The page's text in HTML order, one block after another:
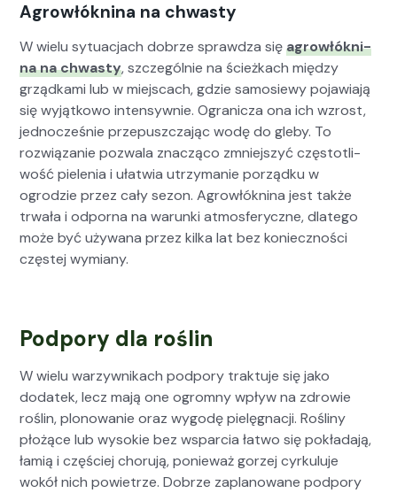
Agrowłóknina na chwasty
W wielu sytu­ac­jach dobrze sprawdza sięagrowłókn­i­
na na chwasty, szczegól­nie na ścieżkach między
grząd­ka­mi lub w miejs­cach, gdzie samosiewy pojaw­ia­ją
się wyjątkowo inten­sy­wnie. Ogranicza ona ich wzrost,
jed­nocześnie prze­puszcza­jąc wodę do gle­by. To
rozwiązanie pozwala znaczą­co zmniejszyć częs­totli­
wość pie­le­nia i ułatwia utrzy­manie porząd­ku w
ogrodzie przez cały sezon. Agrowłókn­i­na jest także
trwała i odpor­na na warun­ki atmos­fer­yczne, dlat­ego
może być uży­wana przez kil­ka lat bez koniecznoś­ci
częstej wymi­any.
Podpory dla roślin
W wielu warzy­wnikach pod­pory trak­tu­je się jako
dodatek, lecz mają one ogrom­ny wpływ na zdrowie
roślin, plonowanie oraz wygodę pielę­gnacji. Rośliny
płożące lub wysok­ie bez wspar­cia łat­wo się pokłada­ją,
łamią i częś­ciej cho­ru­ją, ponieważ gorzej cyrku­lu­je
wokół nich powi­etrze. Dobrze zaplanowane pod­pory